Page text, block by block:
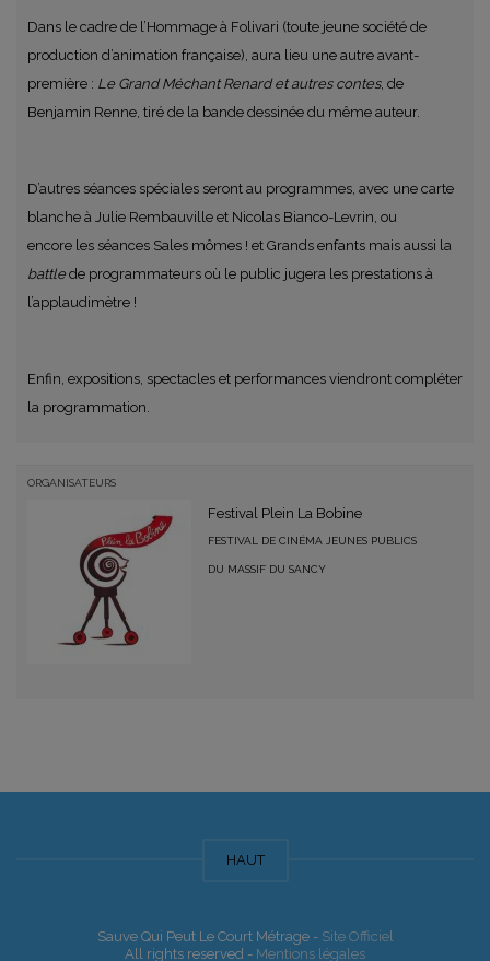
Dans le cadre de l’Hommage à Folivari (toute jeune société de
production d’animation française), aura lieu une autre avant-
première : Le Grand Méchant Renard et autres contes, de
Benjamin Renne, tiré de la bande dessinée du même auteur.
D’autres séances spéciales seront au programmes, avec une carte
blanche à Julie Rembauville et Nicolas Bianco-Levrin, ou
encore les séances Sales mômes ! et Grands enfants mais aussi la
battle de programmateurs où le public jugera les prestations à
l’applaudimètre !
Enfin, expositions spectacles et performances viendront compléter
la programmation.
ORGANISATEURS
Festival Plein La Bobine
FESTIVAL DE CINÉMA JEUNES PUBLICS
DU MASSIF DU SANCY
HAUT
Sauve Qui Peut Le Court Métrage - Site Officiel
All rights reserved - Mentions légales